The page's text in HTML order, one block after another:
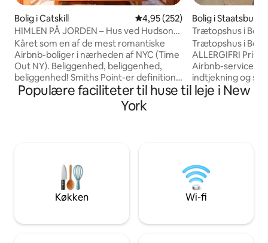
Bolig i Catskill 4,95 ud af 5 i gennemsnitlig
4,95 (252)
HIMLEN PÅ JORDEN – Hus ved Hudson
Riverfront
Kåret som en af de mest romantiske
Airbnb-boliger i nærheden af NYC (Time
Out NY). Beliggenhed, beliggenhed,
beliggenhed! Smiths Point-er definition-
Riverfront. Fantastisk panoramaudsigt
over Hudson OG privat adgang til floden
året rundt. Nyd din private sauna og
pavillonen, der hænger over Hudson
med en privat kok. Udforsk Hudson,
Woodstock... også kun 30 minutter til
Hunter/skiløb/snowboarding.
Bolig i Staatsburg
Trætopshus i
Trætopshus i Boulder
ALLERGIFRI Priserne inkluderer et
Airbnb-servicegebyr
indtjekning og sen
Tree House er
skabt af ejerne,
der leder efter
romantisk og
plads til en tredje
Populære faciliteter til huse til leje i New
York
Køkken Wi-fi